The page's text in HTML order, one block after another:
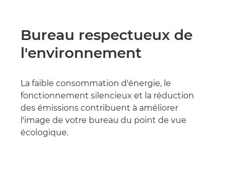
Bureau respectueux de
l'environnement
La faible consommation d'énergie, le
fonctionnement silencieux et la réduction
des émissions contribuent à améliorer
l'image de votre bureau du point de vue
écologique.